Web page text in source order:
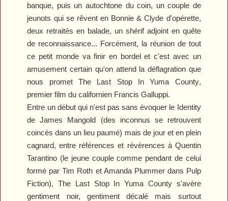
banque, puis un autochtone du coin, un couple de
jeunots qui se rêvent en Bonnie & Clyde d'opérette,
deux retraités en balade, un shérif adjoint en quête
de reconnaissance... Forcément, la réunion de tout
ce petit monde va finir en bordel et c'est avec un
amusement certain qu'on attend la déflagration que
nous prometThe Last Stop In Yuma County,
premier film du californien Francis Galluppi.
Entre un début qui n'est pas sans évoquer le Identity
de James Mangold (des inconnus se retrouvent
coincés dans un lieu paumé) mais de jour et en plein
cagnard, entre références et révérences à Quentin
Tarantino (le jeune couple comme pendant de celui
formé par Tim Roth et Amanda Plummer dans Pulp
Fiction),The Last Stop In Yuma Countys'avère
gentiment noir, gentiment décalé mais surtout